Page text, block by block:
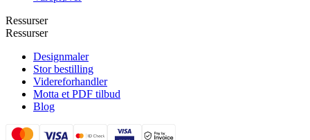
Ressurser
Ressurser
Designmaler
Stor bestilling
Videreforhandler
Motta et PDF tilbud
Blog